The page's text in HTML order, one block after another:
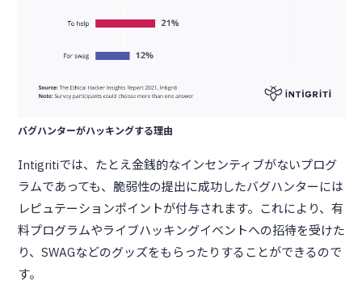
バグハンターがハッキングする理由
Intigritiでは、たとえ金銭的なインセンティブがないプログ
ラムであっても、脆弱性の提出に成功したバグハンターには
レピュテーションポイントが付与されます。これにより、有
料プログラムやライブハッキングイベントへの招待を受けた
り、SWAGなどのグッズをもらったりすることができるので
す。